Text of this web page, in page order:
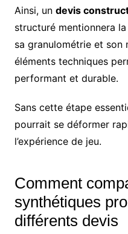
Ainsi, un devis
structuré mentionnera
sa granulométrie et son
éléments techniques
performant et durable.
Sans cette étape
pourrait se déformer
l’expérience de jeu.
Comment
synthétiques
différents devis